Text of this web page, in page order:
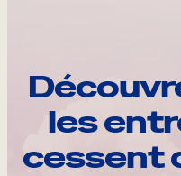
les
cessent